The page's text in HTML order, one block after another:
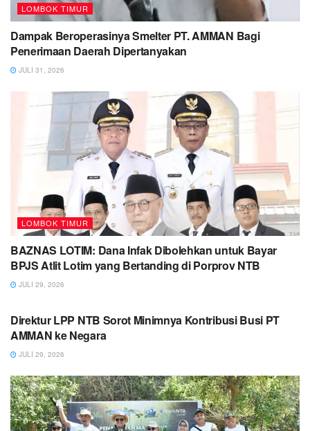
LOMBOK TIMUR
Dampak Beroperasinya Smelter PT. AMMAN Bagi
Penerimaan Daerah Dipertanyakan
JULI 31, 2026
LOMBOK TIMUR
BAZNAS LOTIM: Dana Infak Dibolehkan untuk Bayar
BPJS Atlit Lotim yang Bertanding di Porprov NTB
JULI 29, 2026
Direktur LPP NTB Sorot Minimnya Kontribusi Busi PT
AMMAN ke Negara
JULI 29, 2026